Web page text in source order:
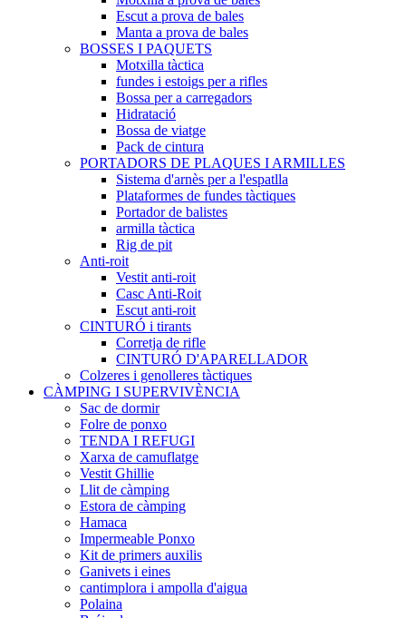
Escut a prova de bales
Manta a prova de bales
BOSSES I PAQUETS
Motxilla tàctica
fundes i estoigs per a rifles
Bossa per a carregadors
Hidratació
Bossa de viatge
Pack de cintura
PORTADORS DE PLAQUES I ARMILLES
Sistema d'arnès per a l'espatlla
Plataformes de fundes tàctiques
Portador de balistes
armilla tàctica
Rig de pit
Anti-roit
Vestit anti-roit
Casc Anti-Roit
Escut anti-roit
CINTURÓ i tirants
Corretja de rifle
CINTURÓ D'APARELLADOR
Colzeres i genolleres tàctiques
CÀMPING I SUPERVIVÈNCIA
Sac de dormir
Folre de ponxo
TENDA I REFUGI
Xarxa de camuflatge
Vestit Ghillie
Llit de càmping
Estora de càmping
Hamaca
Impermeable Ponxo
Kit de primers auxilis
Ganivets i eines
cantimplora i ampolla d'aigua
Polaina